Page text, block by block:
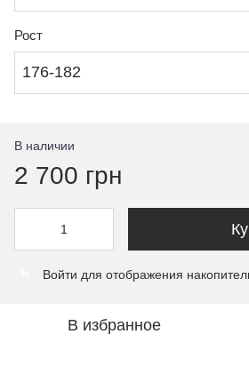
Рост
176-182
В наличии
2 700 грн
Войти для отображения
В избранное